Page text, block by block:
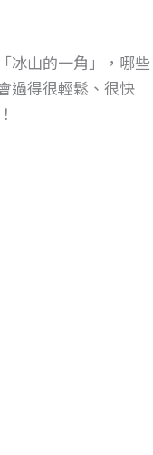
冰山的一角」，哪些
過得很輕鬆、很快